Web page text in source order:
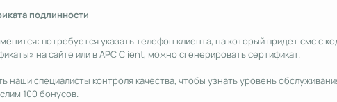
подлинности
потребуется указать телефон клиента, на который придет смс с
на сайте или в APC Client, можно сгенерировать сертификат.
наши специалисты контроля качества, чтобы узнать уровень
100 бонусов.